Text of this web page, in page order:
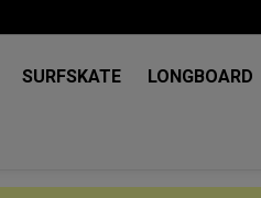
SURFSKATE LONGBOARD